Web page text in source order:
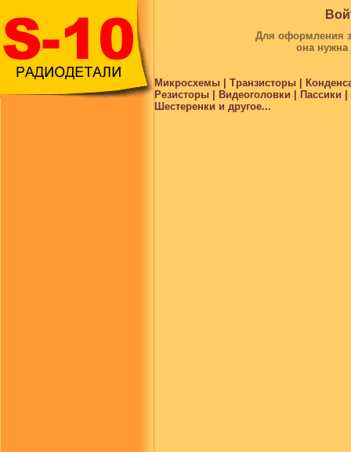
Для оформления
она
Микросхемы | Транзисторы |
Резисторы | Видеоголовки |
Шестеренки и другое...